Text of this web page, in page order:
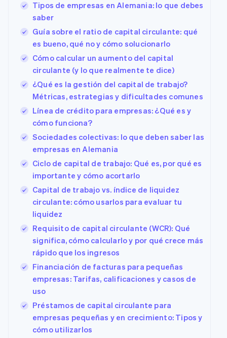
Tipos de empresas en Alemania: lo que debes
saber
Guía sobre el ratio de capital circulante: qué
es bueno, qué no y cómo solucionarlo
Cómo calcular un aumento del capital
circulante (y lo que realmente te dice)
¿Qué es la gestión del capital de trabajo?
Métricas, estrategias y dificultades comunes
Línea de crédito para empresas: ¿Qué es y
cómo funciona?
Sociedades colectivas: lo que deben saber las
empresas en Alemania
Ciclo de capital de trabajo: Qué es, por qué es
importante y cómo acortarlo
Capital de trabajo vs. índice de liquidez
circulante: cómo usarlos para evaluar tu
liquidez
Requisito de capital circulante (WCR): Qué
significa, cómo calcularlo y por qué crece más
rápido que los ingresos
Financiación de facturas para pequeñas
empresas: Tarifas, calificaciones y casos de
uso
Préstamos de capital circulante para
empresas pequeñas y en crecimiento: Tipos y
cómo utilizarlos